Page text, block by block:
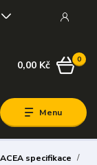
Menu
0
0,00 Kč
ACEA specifikace